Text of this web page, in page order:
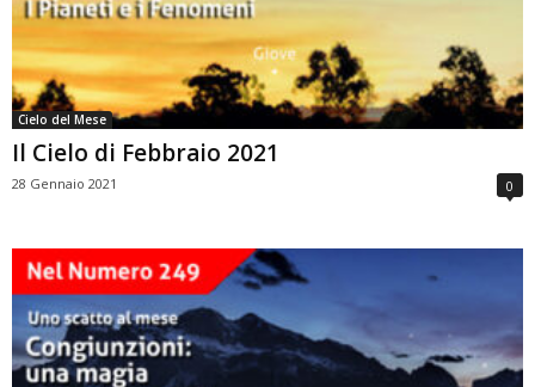
Cielo del Mese
Il Cielo di Febbraio 2021
28 Gennaio 2021 0